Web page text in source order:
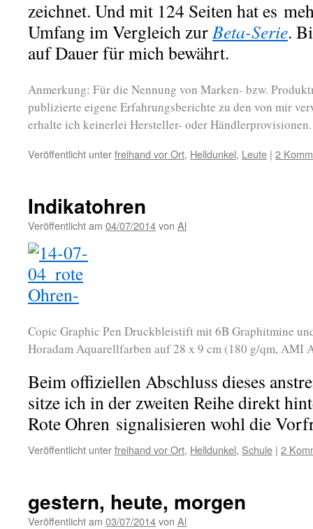
zeichnet. Und mit 124 Seiten hat es
Umfang im Vergleich zurBeta-Serie.
auf Dauer für mich bewährt.
Anmerkung: Für die Nennung von Marken- bzw.
publizierte eigene Erfahrungsberichte zu den von mir
erhalte ich keinerlei Hersteller- oder Händlerprovisionen.
Veröffentlicht unterfreihand vor Ort, Helldunkel, Leute | 2
Indikatohren
Veröffentlicht am 04/07/2014von Al
Copic Graphic Pen Druckbleistift mit 6B Graphitmine
Horadam Aquarellfarben auf 28 x 9 cm (180 g/qm, AMI
Beim offiziellen Abschluss dieses
sitze ich in der zweiten Reihe direkt
Rote Ohren signalisieren wohl die
Veröffentlicht unterfreihand vor Ort, Helldunkel, Schule | 2
gestern, heute, morgen
Veröffentlicht am 03/07/2014von Al